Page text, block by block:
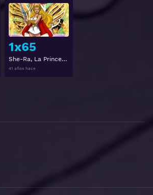
Ver
1x65
She-Ra, La Princesa del Poder Temporada 1 Capitulo 65
41 años hace
Ver